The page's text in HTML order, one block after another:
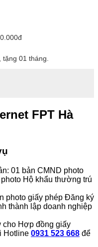
tặng 01 tháng.
FPT Hà
01 bản CMND photo
Hộ khẩu thường trú
photo giấy phép Đăng ký
thành lập doanh nghiệp
cho Hợp đồng giấy
Hotline 0931 523 668 để